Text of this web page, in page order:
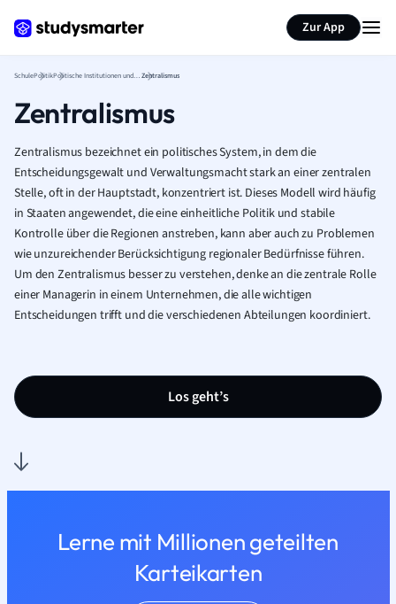
Zur App
SchulePolitik Politische Institutionen und GovernanceZentralismus
Zentralismus
Zentralismus bezeichnet ein politisches System, in dem die
Entscheidungsgewalt und Verwaltungsmacht stark an einer zentralen
Stelle, oft in der Hauptstadt, konzentriert ist. Dieses Modell wird häufig
in Staaten angewendet, die eine einheitliche Politik und stabile
Kontrolle über die Regionen anstreben, kann aber auch zu Problemen
wie unzureichender Berücksichtigung regionaler Bedürfnisse führen.
Um den Zentralismus besser zu verstehen, denke an die zentrale Rolle
einer Managerin in einem Unternehmen, die alle wichtigen
Entscheidungen trifft und die verschiedenen Abteilungen koordiniert.
Los geht’s
Lerne mit Millionen geteilten
Karteikarten
Seite zusammenfassen